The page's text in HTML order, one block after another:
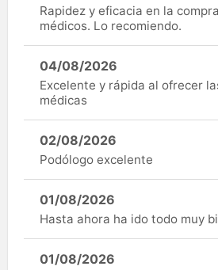
Rapidez y eficacia en la
médicos. Lo recomiendo.
04/08/2026
Excelente y rápida al ofrecer
médicas
02/08/2026
Podólogo excelente
01/08/2026
Hasta ahora ha ido todo muy
01/08/2026